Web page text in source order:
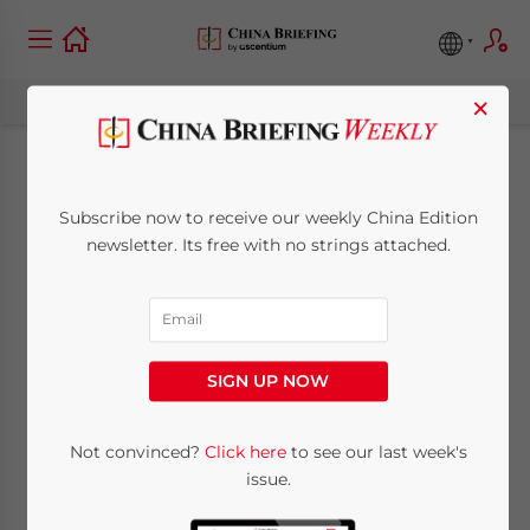
China probará
nuevas medidas para
incentivar
importaciones e IED
saliente en 2011
Posted byChina Briefing
×
Subscribe now to receive our weekly China Edition
newsletter. Its free with no strings attached.
SIGN UP NOW
Not convinced? Click hereto see our last week's
issue.